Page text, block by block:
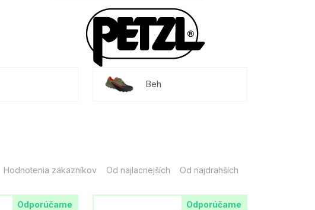
Beh
Hodnotenia zákazníkov Od najlacnejších Od najdrahších
Odporúčame Odporúčame